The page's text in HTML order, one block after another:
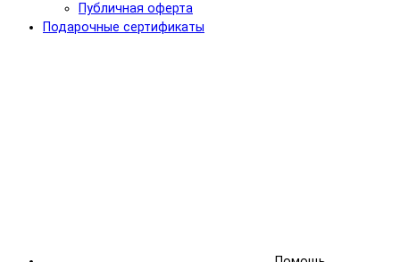
Публичная оферта
Подарочные сертификаты